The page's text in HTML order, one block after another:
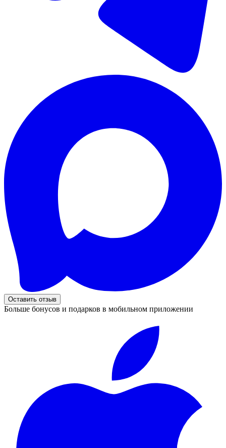
Оставить отзыв
Больше бонусов и подарков в мобильном приложении